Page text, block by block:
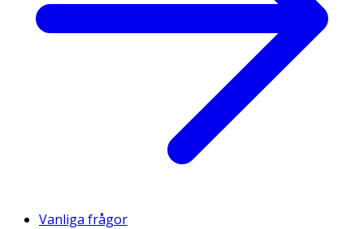
Vanliga frågor